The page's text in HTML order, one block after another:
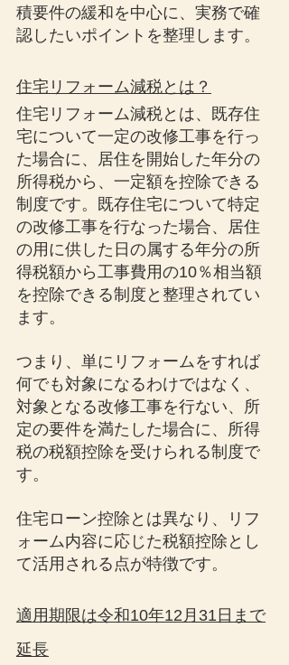
積要件の緩和を中心に、実務で確
認したいポイントを整理します。
住宅リフォーム減税とは？
住宅リフォーム減税とは、既存住
宅について一定の改修工事を行っ
た場合に、居住を開始した年分の
所得税から、一定額を控除できる
制度です。既存住宅について特定
の改修工事を行なった場合、居住
の用に供した日の属する年分の所
得税額から工事費用の10％相当額
を控除できる制度と整理されてい
ます。
つまり、単にリフォームをすれば
何でも対象になるわけではなく、
対象となる改修工事を行ない、所
定の要件を満たした場合に、所得
税の税額控除を受けられる制度で
す。
住宅ローン控除とは異なり、リフ
ォーム内容に応じた税額控除とし
て活用される点が特徴です。
適用期限は令和10年12月31日まで
延長